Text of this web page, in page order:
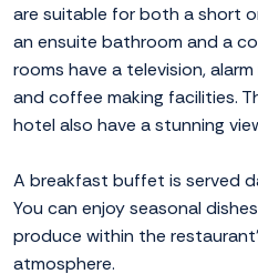
are suitable for both a short
an ensuite bathroom and a
rooms have a television,
and coffee making facilities.
hotel also have a stunning
A breakfast buffet is served
You can enjoy seasonal
produce within the
atmosphere.